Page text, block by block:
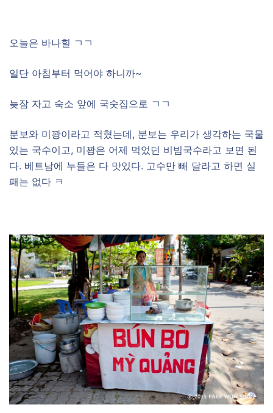
오늘은 바나힐 ㄱㄱ
일단 아침부터 먹어야 하니까~
늦잠 자고 숙소 앞에 국숫집으로 ㄱㄱ
분보와 미꽝이라고 적혔는데, 분보는 우리가 생각하는 국물
있는 국수이고, 미꽝은 어제 먹었던 비빔국수라고 보면 된
다. 베트남에 누들은 다 맛있다. 고수만 빼 달라고 하면 실
패는 없다 ㅋ